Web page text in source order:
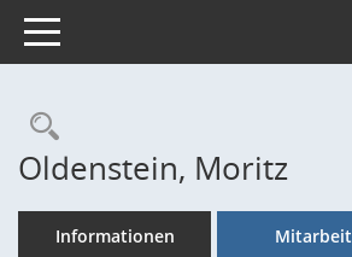
Toggle navigation
Rechercheauswahl
Oldenstein, Moritz
Informationen Mitarbeit